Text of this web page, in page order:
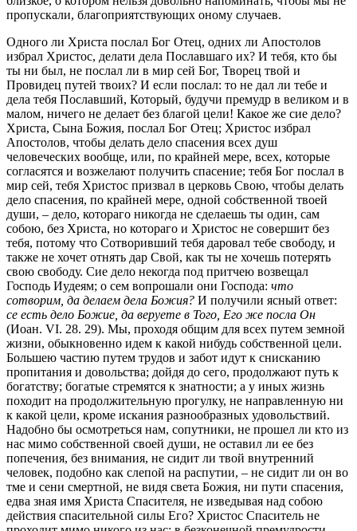
пропускали, благоприятствующих оному случаев.
Одного ли Христа послал Бог Отец, одних ли Апостолов
избрал Христос, делати дела Пославшаго их? И тебя, кто бы
ты ни был, не послал ли в мир сей Бог, Творец твой и
Провидец путей твоих? И если послал: то не дал ли тебе и
дела тебя Пославший, Который, будучи премудр в великом и в
малом, ничего не делает без благой цели! Какое же сие дело?
Христа, Сына Божия, послал Бог Отец; Христос избрал
Апостолов, чтобы делать дело спасения всех душ
человеческих вообще, или, по крайней мере, всех, которые
согласятся и возжелают получить спасение; тебя Бог послал в
мир сей, тебя Христос призвал в церковь Свою, чтобы делать
дело спасения, по крайней мере, одной собственной твоей
души, – дело, котораго никогда не сделаешь ты один, сам
собою, без Христа, но котораго и Христос не совершит без
тебя, потому что Сотворивший тебя даровал тебе свободу, и
также не хочет отнять дар Свой, как ты не хочешь потерять
свою свободу. Сие дело некогда под притчею возвещал
Господь Иудеям; о сем вопрошали они Господа: что
сотворим, да делаем дела Божия? И получили ясный ответ:
се есть дело Божие, да веруете в Того, Его же посла Он
(Иоан. VI. 28. 29). Мы, проходя общим для всех путем земной
жизни, обыкновенно идем к какой нибудь собственной цели.
Большею частию путем трудов и забот идут к снисканию
пропитания и довольства; дойдя до сего, продолжают путь к
богатству; богатые стремятся к знатности; а у иных жизнь
походит на продолжительную прогулку, не направленную ни
к какой цели, кроме искания разнообразных удовольствий.
Надобно бы осмотреться нам, сопутники, не прошел ли кто из
нас мимо собственной своей души, не оставил ли ее без
попечения, без внимания, не сидит ли твой внутренний
человек, подобно как слепой на распутии, – не сидит ли он во
тме и сени смертной, не видя света Божия, ни пути спасения,
едва зная имя Христа Спасителя, не изведывая над собою
действия спасительной силы Его? Христос Спаситель не